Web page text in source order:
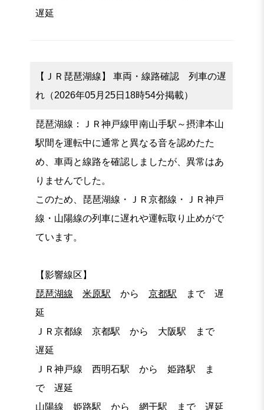
遅延
【ＪＲ琵琶湖線】 車両・線路確認 列車の遅
れ（2026年05月25日18時54分掲載）
琵琶湖線：ＪＲ神戸線甲南山手駅～摂津本山
駅間を運転中に通常と異なる音を認めたた
め、車両と線路を確認しましたが、異常はあ
りませんでした。
このため、琵琶湖線・ＪＲ京都線・ＪＲ神戸
線・山陽線の列車に遅れや運転取り止めがで
ています。
【影響線区】
琵琶湖線
米原駅 から京都駅 まで 遅
延
ＪＲ京都線 京都駅 から 大阪駅 まで
遅延
ＪＲ神戸線 西明石駅 から 姫路駅 ま
で 遅延
山陽線 姫路駅 から 網干駅 まで 遅延